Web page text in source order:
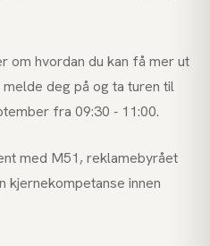
om hvordan du kan få mer ut
deg på og ta turen til
fra 09:30 - 11:00.
med M51, reklamebyrået
kjernekompetanse innen